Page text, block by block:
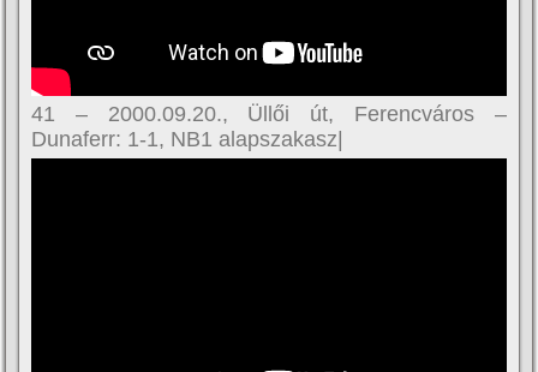
41 – 2000.09.20., Üllői út, Ferencváros –
Dunaferr: 1-1, NB1 alapszakasz|